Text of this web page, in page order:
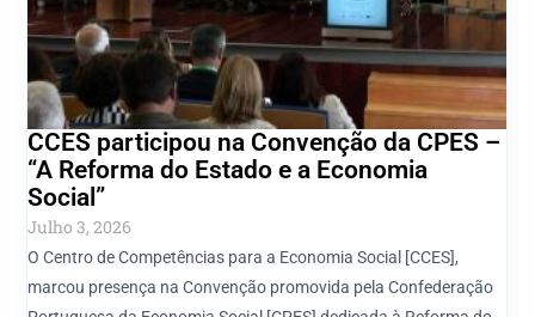
CCES participou na Convenção da CPES –
“A Reforma do Estado e a Economia
Social”
Julho 3, 2026
O Centro de Competências para a Economia Social [CCES],
marcou presença na Convenção promovida pela Confederação